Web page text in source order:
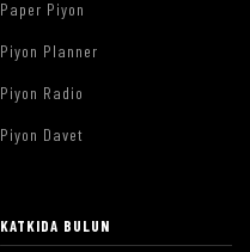
Paper Piyon
Piyon Planner
Piyon Radio
Piyon Davet
KATKIDA BULUN